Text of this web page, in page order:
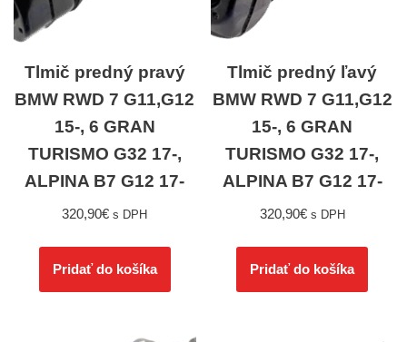
Tlmič predný pravý
BMW RWD 7 G11,G12
15-, 6 GRAN
TURISMO G32 17-,
ALPINA B7 G12 17-
320,90€ s DPH
Pridať do košíka
Tlmič predný ľavý
BMW RWD 7 G11,G12
15-, 6 GRAN
TURISMO G32 17-,
ALPINA B7 G12 17-
320,90€ s DPH
Pridať do košíka